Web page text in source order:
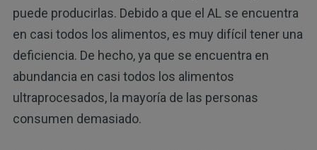
puede producirlas. Debido a que el AL se encuentra
en casi todos los alimentos, es muy difícil tener una
deficiencia. De hecho, ya que se encuentra en
abundancia en casi todos los alimentos
ultraprocesados, la mayoría de las personas
consumen demasiado.